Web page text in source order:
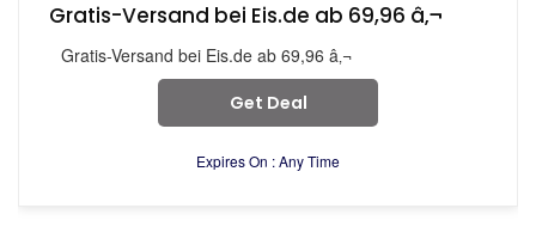
Gratis-Versand bei Eis.de ab 69,96 â‚¬
Gratis-Versand bei Eis.de ab 69,96 â‚¬
Get Deal
Expires On : Any Time